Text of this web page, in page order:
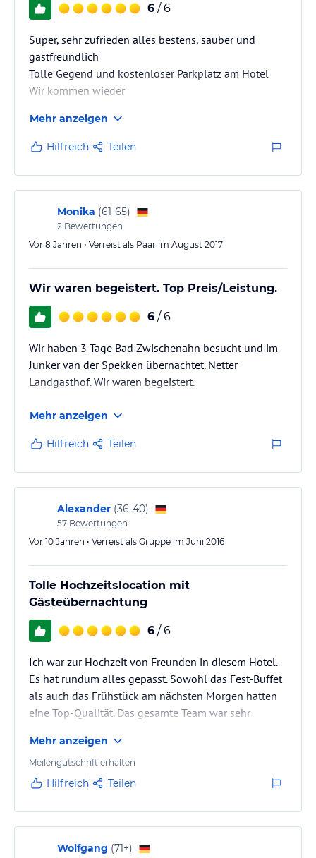
6 / 6
Super, sehr zufrieden alles bestens, sauber und
gastfreundlich
Tolle Gegend und kostenloser Parkplatz am Hotel
Wir kommen wieder
Mehr anzeigen
Hilfreich Teilen
Monika (61-65)
2 Bewertungen
Vor 8 Jahren • Verreist als Paar im August 2017
Wir waren begeistert. Top Preis/Leistung.
6 / 6
Wir haben 3 Tage Bad Zwischenahn besucht und im
Junker van der Spekken übernachtet. Netter
Landgasthof. Wir waren begeistert.
Mehr anzeigen
Hilfreich Teilen
Alexander (36-40)
57 Bewertungen
Vor 10 Jahren • Verreist als Gruppe im Juni 2016
Tolle Hochzeitslocation mit
Gästeübernachtung
6 / 6
Ich war zur Hochzeit von Freunden in diesem Hotel.
Es hat rundum alles gepasst. Sowohl das Fest-Buffet
als auch das Frühstück am nächsten Morgen hatten
eine Top-Qualität. Das gesamte Team war sehr
Das Hotel verfügt über sechs Zimmer. Ich hatte ein
frisch renoviertes Zimmer, das sowohl von der Größe
als auch von der Ausstattung prima war. Das Zimmer
mir erst befürchtet, im typischen Landgasthof-Stil.
Nur die Bettdecken hätten im Sommer gern…
Mehr anzeigen
Meilengutschrift erhalten
Hilfreich Teilen
Wolfgang (71+)